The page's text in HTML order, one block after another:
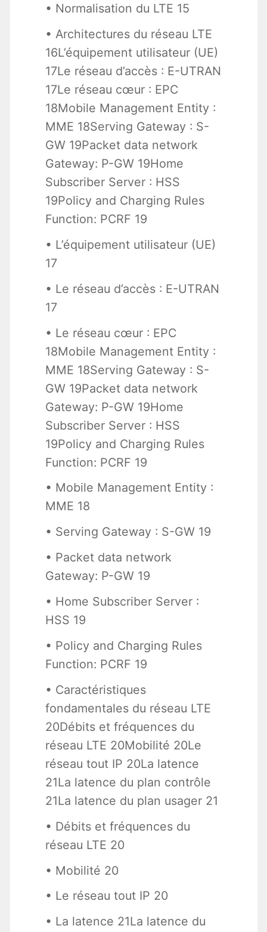
• Normalisation du LTE 15
• Architectures du réseau LTE
16L’équipement utilisateur (UE)
17Le réseau d’accès : E-UTRAN
17Le réseau cœur : EPC
18Mobile Management Entity :
MME 18Serving Gateway : S-
GW 19Packet data network
Gateway: P-GW 19Home
Subscriber Server : HSS
19Policy and Charging Rules
Function: PCRF 19
• L’équipement utilisateur (UE)
17
• Le réseau d’accès : E-UTRAN
17
• Le réseau cœur : EPC
18Mobile Management Entity :
MME 18Serving Gateway : S-
GW 19Packet data network
Gateway: P-GW 19Home
Subscriber Server : HSS
19Policy and Charging Rules
Function: PCRF 19
• Mobile Management Entity :
MME 18
• Serving Gateway : S-GW 19
• Packet data network
Gateway: P-GW 19
• Home Subscriber Server :
HSS 19
• Policy and Charging Rules
Function: PCRF 19
• Caractéristiques
fondamentales du réseau LTE
20Débits et fréquences du
réseau LTE 20Mobilité 20Le
réseau tout IP 20La latence
21La latence du plan contrôle
21La latence du plan usager 21
• Débits et fréquences du
réseau LTE 20
• Mobilité 20
• Le réseau tout IP 20
• La latence 21La latence du